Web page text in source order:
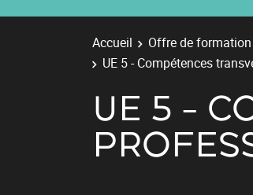
Accueil Offre de formation
UE 5 - Compétences
UE 5 -